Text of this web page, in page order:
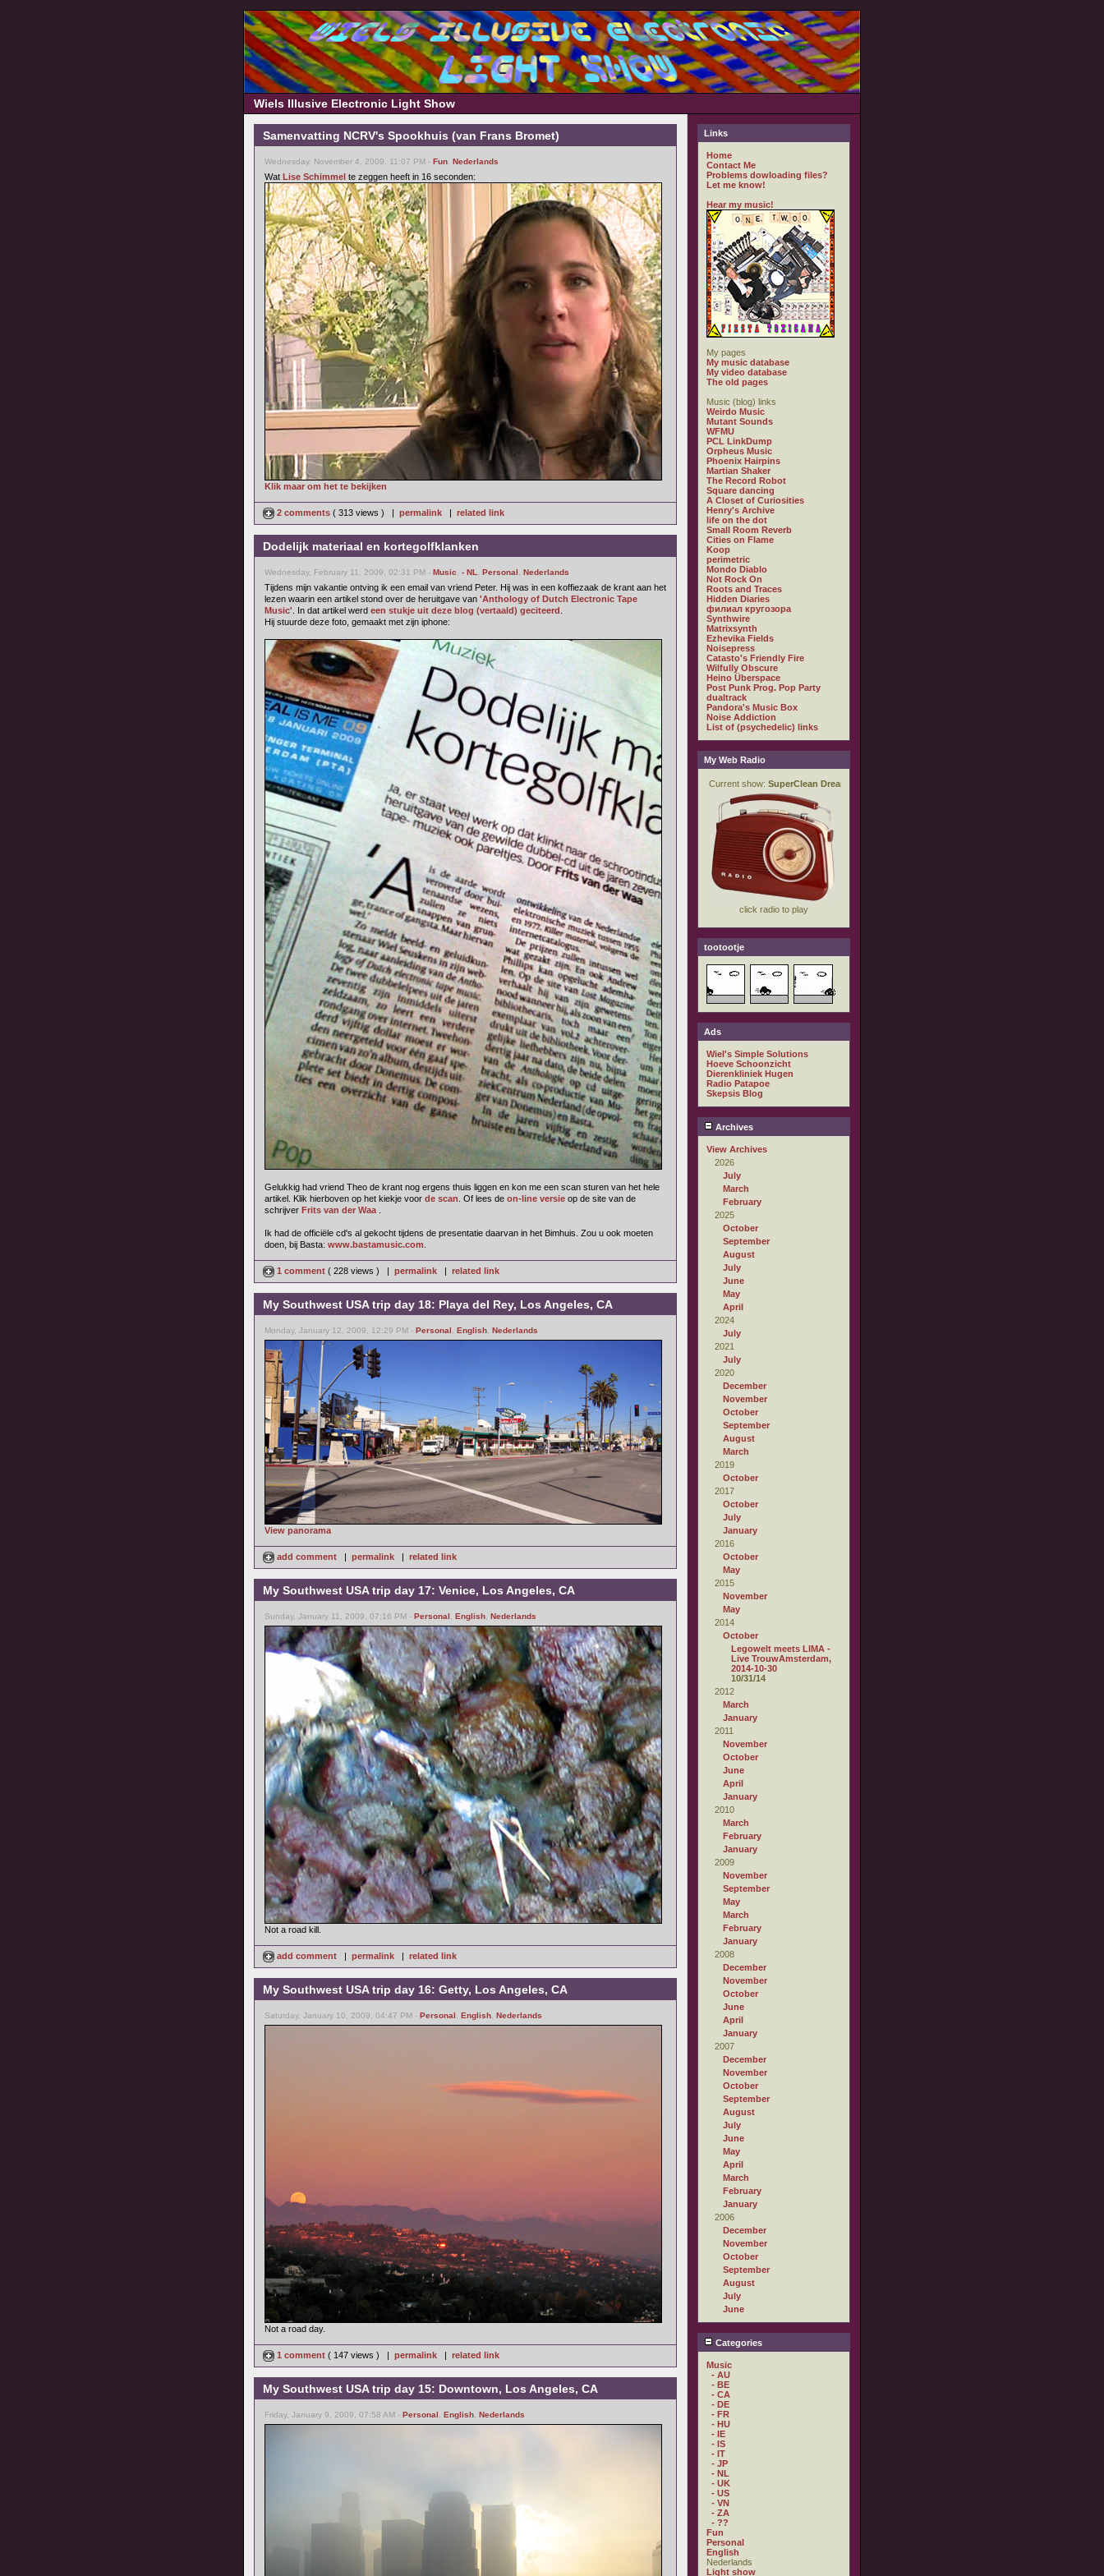
Wiels Illusive Electronic Light Show
Samenvatting NCRV's Spookhuis (van Frans Bromet)
Wednesday, November 4, 2009, 11:07 PM - Fun Nederlands
Wat Lise Schimmel te zeggen heeft in 16 seconden:
Klik maar om het te bekijken
2 comments ( 313 views ) | permalink | related link
Dodelijk materiaal en kortegolfklanken
Wednesday, February 11, 2009, 02:31 PM - Music - NL Personal Nederlands
Tijdens mijn vakantie ontving ik een email van vriend Peter. Hij was in een koffiezaak de krant aan het
lezen waarin een artikel stond over de heruitgave van 'Anthology of Dutch Electronic Tape
Music' . In dat artikel werd een stukje uit deze blog (vertaald) geciteerd
Hij stuurde deze foto, gemaakt met zijn iphone:
Gelukkig had vriend Theo de krant nog ergens thuis liggen en kon me een scan sturen van het hele
artikel. Klik hierboven op het kiekje voor de scan . Of lees de on-line versie op de site van de
schrijver Frits van der Waa
Ik had de officiële cd's al gekocht tijdens de presentatie daarvan in het Bimhuis. Zou u ook moeten
doen, bij Basta: www.bastamusic.com
1 comment ( 228 views ) | permalink | related link
My Southwest USA trip day 18: Playa del Rey, Los Angeles, CA
Monday, January 12, 2009, 12:29 PM - Personal English Nederlands
View panorama
add comment | permalink | related link
My Southwest USA trip day 17: Venice, Los Angeles, CA
Sunday, January 11, 2009, 07:16 PM - Personal English Nederlands
Not a road kill.
add comment | permalink | related link
My Southwest USA trip day 16: Getty, Los Angeles, CA
Saturday, January 10, 2009, 04:47 PM - Personal English Nederlands
Not a road day.
1 comment ( 147 views ) | permalink | related link
My Southwest USA trip day 15: Downtown, Los Angeles, CA
Friday, January 9, 2009, 07:58 AM - Personal English Nederlands
Links
Home
Contact Me
Problems dowloading files?
Let me know!
Hear my music!
My pages
My music database
My video database
The old pages
Music (blog) links
Weirdo Music
Mutant Sounds
WFMU
PCL LinkDump
Orpheus Music
Phoenix Hairpins
Martian Shaker
The Record Robot
Square dancing
A Closet of Curiosities
Henry's Archive
life on the dot
Small Room Reverb
Cities on Flame
Koop
perimetric
Mondo Diablo
Not Rock On
Roots and Traces
Hidden Diaries
филиал кругозора
Synthwire
Matrixsynth
Ezhevika Fields
Noisepress
Catasto's Friendly Fire
Wilfully Obscure
Heino Überspace
Post Punk Prog. Pop Party
dualtrack
Pandora's Music Box
Noise Addiction
List of (psychedelic) links
My Web Radio
tootootje
Ads
Wiel's Simple Solutions
Hoeve Schoonzicht
Dierenkliniek Hugen
Radio Patapoe
Skepsis Blog
Archives
View Archives
2026
July
March
February
2025
October
September
August
July
June
May
April
2024
July
2021
July
2020
December
November
October
September
August
March
2019
October
2017
October
July
January
2016
October
May
2015
November
May
2014
October
Legowelt meets LIMA -
Live TrouwAmsterdam,
2014-10-30
10/31/14
2012
March
January
2011
November
October
June
April
January
2010
March
February
January
2009
November
September
May
March
February
January
2008
December
November
October
June
April
January
2007
December
November
October
September
August
July
June
May
April
March
February
January
2006
December
November
October
September
August
July
June
Categories
Music
- AU
- BE
- CA
- DE
- FR
- HU
- IE
- IS
- IT
- JP
- NL
- UK
- US
- VN
- ZA
- ??
Fun
Personal
English
Nederlands
Light show